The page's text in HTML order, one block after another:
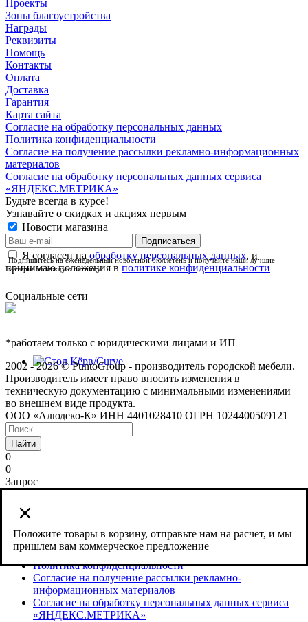
Проекты
Зоны благоустройства
Награды
Реквизиты
Помощь
Контакты
Оплата
Доставка
Гарантия
Карта сайта
Согласие на обработку персональных данных
Политика конфиденциальности
Согласие на получение рассылки рекламно-информационных
материалов
Согласие на обработку персональных данных сервиса
«ЯНДЕКС.МЕТРИКА»
Будьте всегда в курсе!
Узнавайте о скидках и акциях первым
Новости магазина
Я согласен на обработку персональных данных, и
принимаю положения в политике конфиденциальности
Подпишитесь на еженедельный новостной бюллетень и получайте наши лучшие
материалы каждую пятницу!
Социальные сети
*работаем только с юридическими лицами и ИП
2002 - 2026 © PuntoGroup - производитель городской мебели.
Производитель имеет право вносить изменения в
техническую документацию с минимальными изменениями
во внешнем виде продукта.
ООО «Алюдеко-К» ИНН 4401028410 ОГРН 1024400509121
Найти
0
0
Запрос
Положите товары в корзину, отправьте нам на расчет, и мы
пришлем вам коммерческое предложение
Сайт использует cookies и сервис веб-аналитики Яндекс
Метрика, предоставляемый компанией ООО «ЯНДЕКС»,
119021, Россия, Москва, ул. Л. Толстого, 16.
Согласие на обработку персональных данных
Политика конфиденциальности
Согласие на получение рассылки рекламно-
информационных материалов
Согласие на обработку персональных данных сервиса
«ЯНДЕКС.МЕТРИКА»